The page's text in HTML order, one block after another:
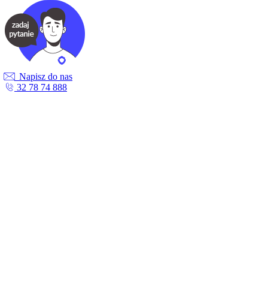
Napisz do nas
32 78 74 888